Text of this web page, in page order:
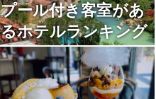
プール付き客室があ
るホテルランキング